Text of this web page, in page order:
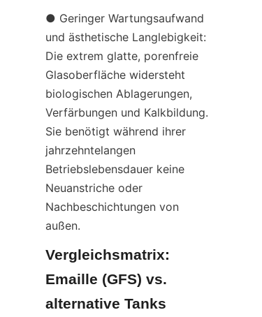
● Geringer Wartungsaufwand
und ästhetische Langlebigkeit:
Die extrem glatte, porenfreie
Glasoberfläche widersteht
biologischen Ablagerungen,
Verfärbungen und Kalkbildung.
Sie benötigt während ihrer
jahrzehntelangen
Betriebslebensdauer keine
Neuanstriche oder
Nachbeschichtungen von
außen.
Vergleichsmatrix:
Emaille (GFS) vs.
alternative Tanks